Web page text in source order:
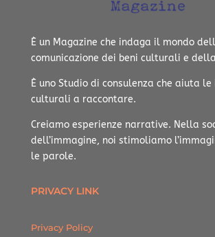
È un Magazine che indaga il mondo
comunicazione dei beni culturali e
È uno Studio di consulenza che aiuta
culturali a raccontare.
Creiamo esperienze narrative. Nella
dell’immagine, noi stimoliamo
le parole.
PRIVACY LINK
Privacy Policy